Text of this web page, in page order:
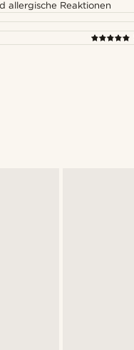
allergische Reaktionen